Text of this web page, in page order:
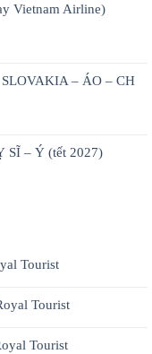
Vietnam Airline)
– ÁO – CH
SĨ – Ý (tết 2027)
Tourist
Tourist
Tourist